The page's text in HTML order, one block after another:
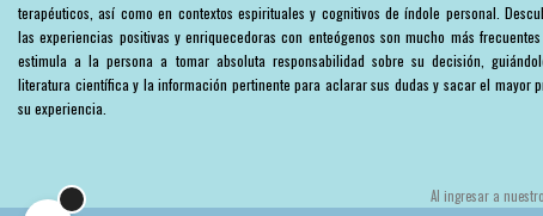
terapéuticos, así como en contextos espirituales y cognitivos de índole personal.
las experiencias positivas y enriquecedoras con enteógenos son mucho más
estimula a la persona a tomar absoluta responsabilidad sobre su decisión,
literatura científica y la información pertinente para aclarar sus dudas y sacar el mayor
su experiencia.
Al ingresar a